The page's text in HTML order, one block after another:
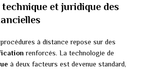
et juridique des
à distance repose sur des
renforcés. La technologie de
à deux facteurs est devenue standard,